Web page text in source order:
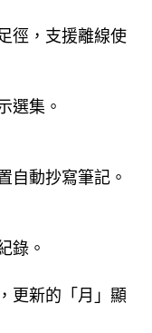
徑，支援離線使
選集。
自動抄寫筆記。
錄。
更新的「月」顯